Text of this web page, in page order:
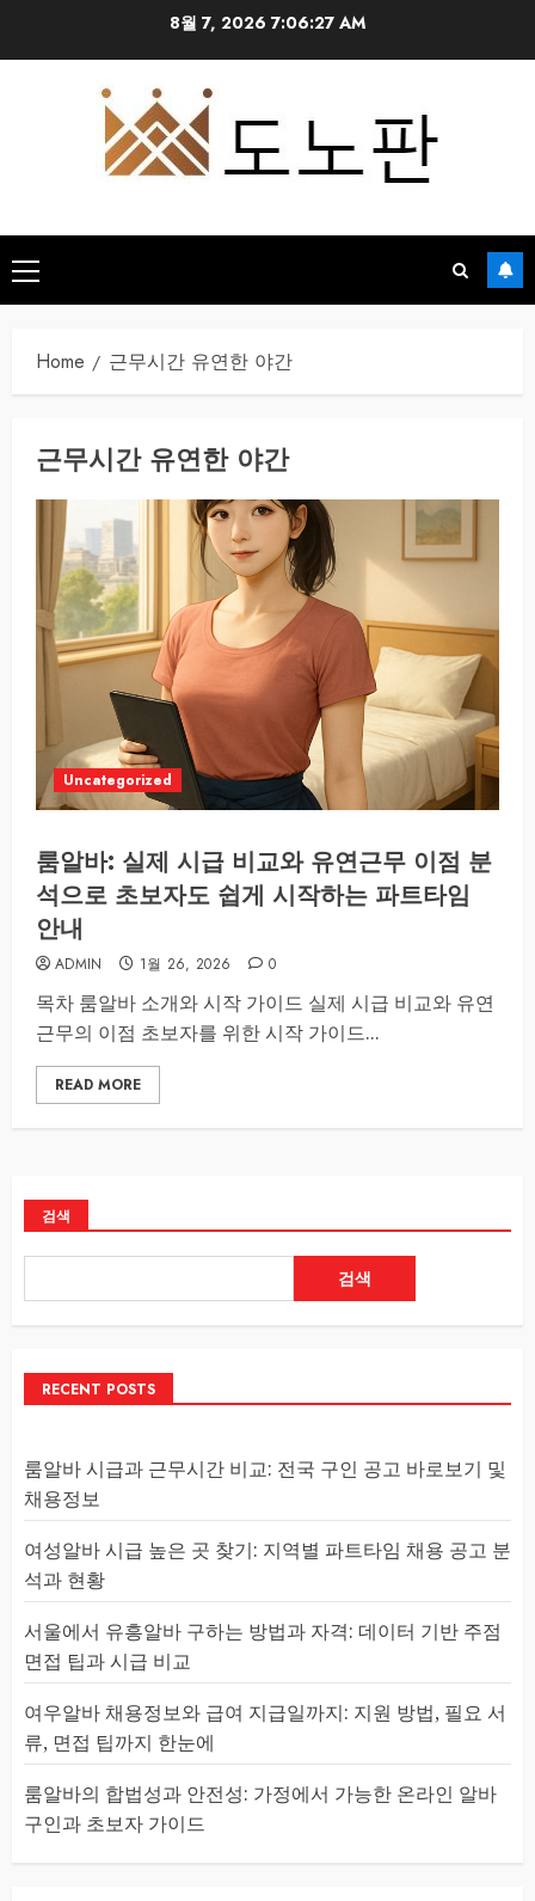
8월 7, 2026 7:06:28 AM
Primary
Menu
Home 근무시간 유연한 야간
근무시간 유연한 야간
Uncategorized
룸알바: 실제 시급 비교와 유연근무 이점 분
석으로 초보자도 쉽게 시작하는 파트타임
안내
ADMIN 1월 26, 2026 0
목차 룸알바 소개와 시작 가이드 실제 시급 비교와 유연
근무의 이점 초보자를 위한 시작 가이드...
READ MORE
검색
검색
RECENT POSTS
룸알바 시급과 근무시간 비교: 전국 구인 공고 바로보기 및
채용정보
여성알바 시급 높은 곳 찾기: 지역별 파트타임 채용 공고 분
석과 현황
서울에서 유흥알바 구하는 방법과 자격: 데이터 기반 주점
면접 팁과 시급 비교
여우알바 채용정보와 급여 지급일까지: 지원 방법, 필요 서
류, 면접 팁까지 한눈에
룸알바의 합법성과 안전성: 가정에서 가능한 온라인 알바
구인과 초보자 가이드